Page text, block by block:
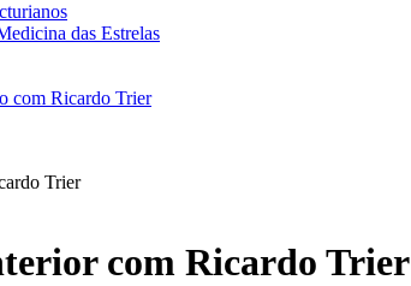
das Estrelas
com Ricardo Trier
Trier
com Ricardo Trier